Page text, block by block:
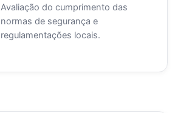
Avaliação do cumprimento das
normas de segurança e
regulamentações locais.